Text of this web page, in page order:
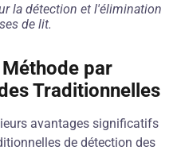
la détection et l'élimination
de lit.
par
Traditionnelles
avantages significatifs
de détection des